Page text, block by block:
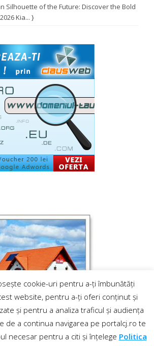
Silhouette of the Future: Discover the Bold
Kia... }
cookie-uri pentru a-ți îmbunătăți
website, pentru a-ți oferi conținut și
și pentru a analiza traficul și audiența
de a continua navigarea pe portalcj.ro te
necesar pentru a citi și înțelege Politica